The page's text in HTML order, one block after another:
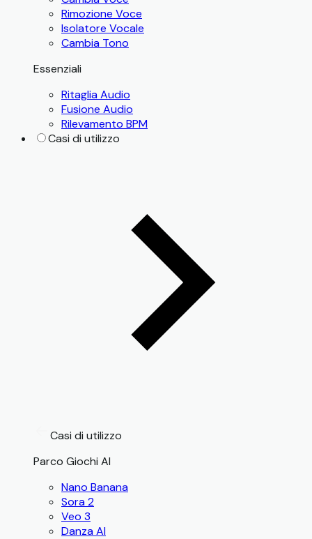
Rimozione Voce
Isolatore Vocale
Cambia Tono
Essenziali
Ritaglia Audio
Fusione Audio
Rilevamento BPM
Casi di utilizzo
Casi di utilizzo
Parco Giochi AI
Nano Banana
Sora 2
Veo 3
Danza AI